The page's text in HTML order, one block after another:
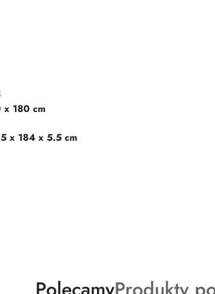
180 cm
x 184 x 5.5 cm